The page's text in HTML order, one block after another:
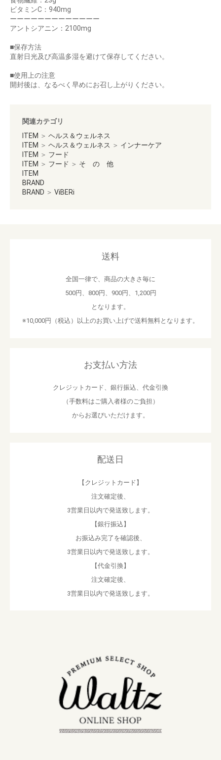
ビタミンC：940mg
ーーーーーーーーーーーーー
アントシアニン：2100mg
■保存方法
直射日光及び高温多湿を避けて保存してください。
■使用上の注意
開封後は、なるべく早めにお召し上がりください。
関連カテゴリ
ITEM ＞ ヘルス＆ウェルネス
ITEM ＞ ヘルス＆ウェルネス ＞ インナーケア
ITEM ＞ フード
ITEM ＞ フード ＞ そ の 他
ITEM
BRAND
BRAND ＞ ViBERi
送料
全国一律で、商品の大きさ毎に
500円、800円、900円、1,200円
となります。
※10,000円（税込）以上のお買い上げで送料無料となります。
お支払い方法
クレジットカード、銀行振込、代金引換
（手数料はご購入者様のご負担）
からお選びいただけます。
配送日
【クレジットカード】
注文確定後、
3営業日以内で発送致します。
【銀行振込】
お振込み完了を確認後、
3営業日以内で発送致します。
【代金引換】
注文確定後、
3営業日以内で発送致します。